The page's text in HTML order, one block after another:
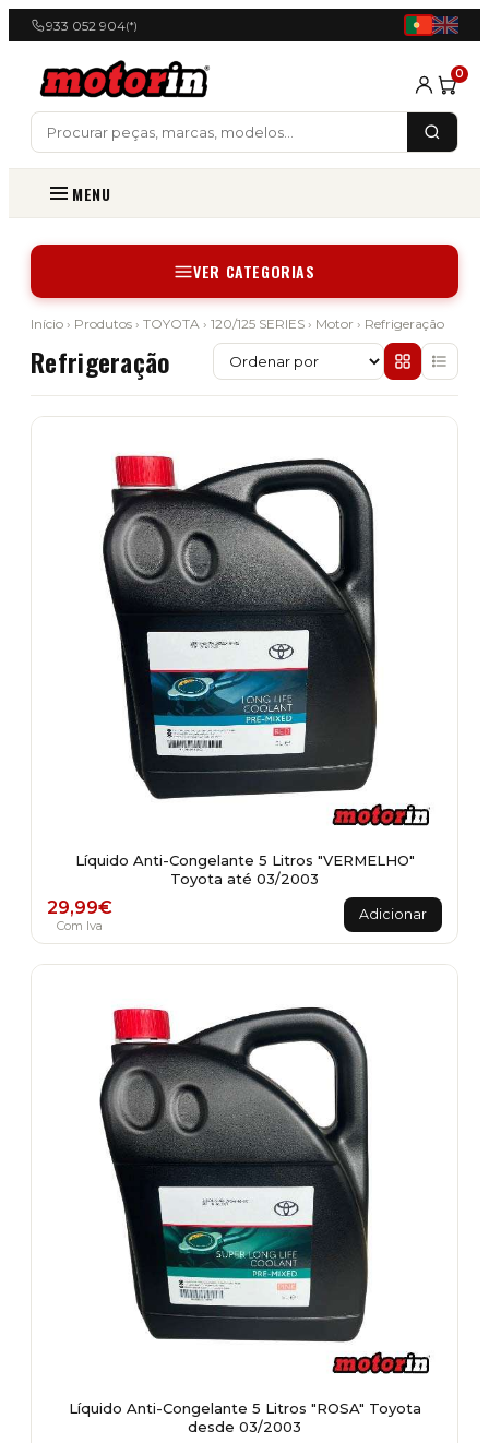
933 052 904(*)
0
MENU
VER CATEGORIAS
Início › Produtos › TOYOTA › 120/125 SERIES › Motor › Refrigeração
Refrigeração
Líquido Anti-Congelante 5 Litros "VERMELHO"
Toyota até 03/2003
29,99€
Com Iva
Adicionar
Líquido Anti-Congelante 5 Litros "ROSA" Toyota
desde 03/2003